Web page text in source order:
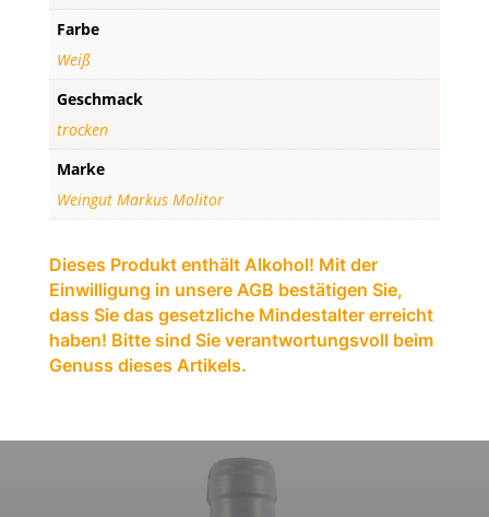
Farbe
Weiß
Geschmack
trocken
Marke
Weingut Markus Molitor
Dieses Produkt enthält Alkohol! Mit der
Einwilligung in unsere AGB bestätigen Sie,
dass Sie das gesetzliche Mindestalter erreicht
haben! Bitte sind Sie verantwortungsvoll beim
Genuss dieses Artikels.